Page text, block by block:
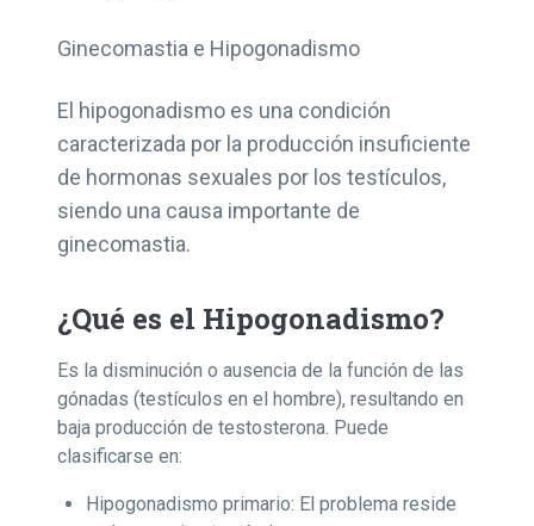
Ginecomastia e Hipogonadismo
El hipogonadismo es una condición
caracterizada por la producción insuficiente
de hormonas sexuales por los testículos,
siendo una causa importante de
ginecomastia.
¿Qué es el Hipogonadismo?
Es la disminución o ausencia de la función de las
gónadas (testículos en el hombre), resultando en
baja producción de testosterona. Puede
clasificarse en:
Hipogonadismo primario: El problema reside